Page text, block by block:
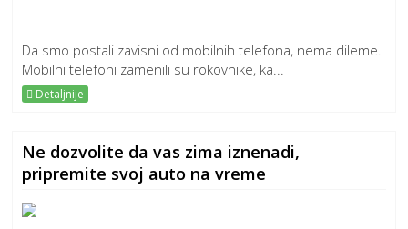
Da smo postali zavisni od mobilnih telefona, nema dileme.
Mobilni telefoni zamenili su rokovnike, ka...
Detaljnije
Ne dozvolite da vas zima iznenadi,
pripremite svoj auto na vreme